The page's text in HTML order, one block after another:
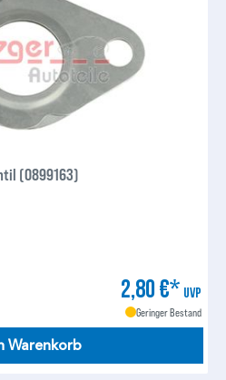
(0899163)
2,80 €* UVP
Geringer Bestand
Warenkorb